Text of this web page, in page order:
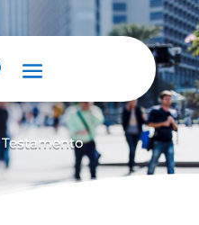
Testamento